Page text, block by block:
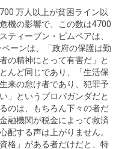
万人以上が貧困ライン以
機の影響で、この数は4700
ティーブン・ピムペアは、
ーンは、「政府の保護は勤
の精神にとって有害だ」と
んど同じであり、「生活保
来の怠け者であり、犯罪予
」というプロパガンダだと
のは、もちろん下々の者だ
融機関が税金によって救済
配する声は上がりません。
格」がある者だけだと、特